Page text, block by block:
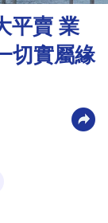
平賣 業
切實屬緣